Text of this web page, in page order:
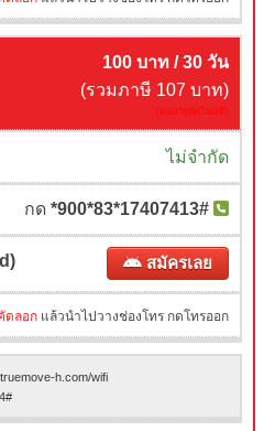
100 บาท / 30 วัน
(รวมภาษี 107 บาท)
(ต่ออายุอัตโนมัติ)
ไม่จำกัด
กด*900*83*17407413#
สมัครเลย
ดลอก แล้วนำไปวางช่องโทร กดโทรออก
h.com/wifi